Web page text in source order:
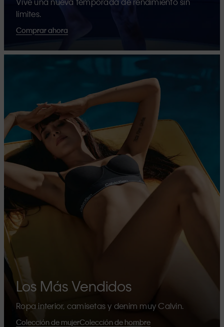
límites.
Comprar ahora
Los Más Vendidos
Ropa interior, camisetas y denim muy Calvin.
Colección de mujerColección de hombre